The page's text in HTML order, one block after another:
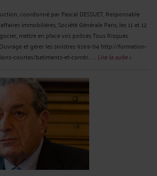
coordonné par Pascal DESSUET, Responsable
immobilières, Société Générale Paris, les 11 et 12
mettre en place vos polices Tous Risques
et gérer les sinistres 9169-04 http://formation-
courtes/batiments-et-constr... ... Lire la suite >